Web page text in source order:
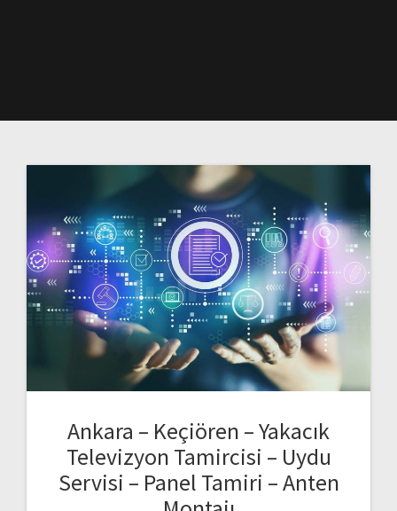
Ankara – Keçiören – Yakacık
Televizyon Tamircisi – Uydu
Servisi – Panel Tamiri – Anten